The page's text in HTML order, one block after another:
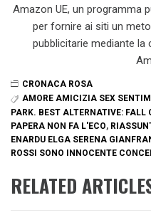
Amazon UE, un programma
per fornire ai siti un
pubblicitarie mediante la
CRONACA ROSA
AMORE AMICIZIA SEX
PARK. BEST ALTERNATIVE: FALL
PAPERA NON FA L'ECO,
ENARDU ELGA SERENA
ROSSI SONO INNOCENTE
RELATED